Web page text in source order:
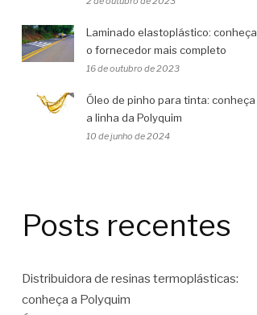
Laminado elastoplástico: conheça
o fornecedor mais completo
16 de outubro de 2023
Óleo de pinho para tinta: conheça
a linha da Polyquim
10 de junho de 2024
Posts recentes
Distribuidora de resinas termoplásticas:
conheça a Polyquim